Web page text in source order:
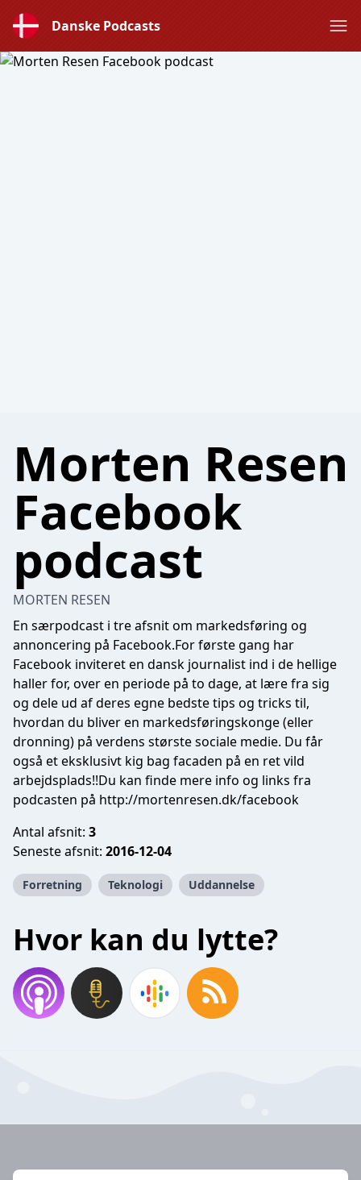
Danske Podcasts
Morten Resen
Facebook
podcast
MORTEN RESEN
En særpodcast i tre afsnit om markedsføring og
annoncering på Facebook.For første gang har
Facebook inviteret en dansk journalist ind i de hellige
haller for, over en periode på to dage, at lære fra sig
og dele ud af deres egne bedste tips og tricks til,
hvordan du bliver en markedsføringskonge (eller
dronning) på verdens største sociale medie. Du får
også et eksklusivt kig bag facaden på en ret vild
arbejdsplads!!Du kan finde mere info og links fra
podcasten på http://mortenresen.dk/facebook
Antal afsnit: 3
Seneste afsnit: 2016-12-04
Forretning Teknologi Uddannelse
Hvor kan du lytte?